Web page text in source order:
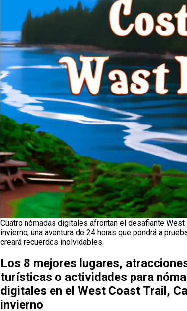
Cuatro nómadas digitales afrontan el desafiante West
invierno, una aventura de 24 horas que pondrá a
creará recuerdos inolvidables.
Los 8 mejores lugares,
turísticas o actividades para
digitales en el West Coast Trail,
invierno